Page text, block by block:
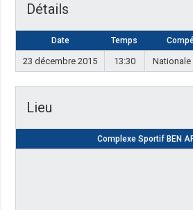
Détails
Date Temps
23 décembre 2015 13:30
Lieu
Complexe Sportif BEN